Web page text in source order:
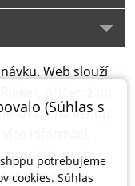
Web slouží
na eshop
informací,
prodejci, proto
daných
(Súhlas s
potrebujeme
cookies. Súhlas